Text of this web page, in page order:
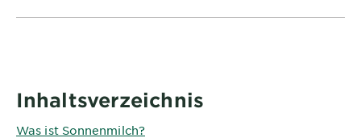
Inhaltsverzeichnis
Was ist Sonnenmilch?